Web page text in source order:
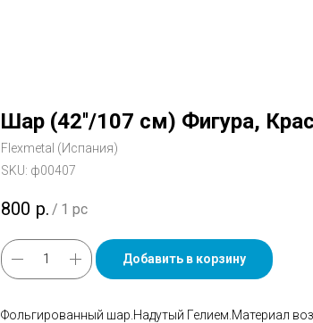
Шар (42''/107 см) Фигура,
Flexmetal (Испания)
SKU: ф00407
800 р. / 1 pc
Добавить в корзину
Фольгированный шар.Надутый Гелием.Материал